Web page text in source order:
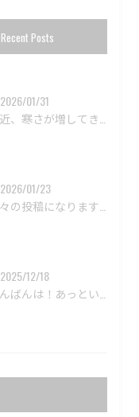
Recent Posts
2026/01/31
2026/01/23
2025/12/18